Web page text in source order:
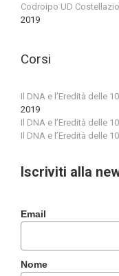
Codroipo UD
2019
Corsi
Il DNA e l’Eredità delle
2019
Il DNA e l’Eredità delle
Il DNA e l’Eredità delle
Iscriviti alla
Email
Nome